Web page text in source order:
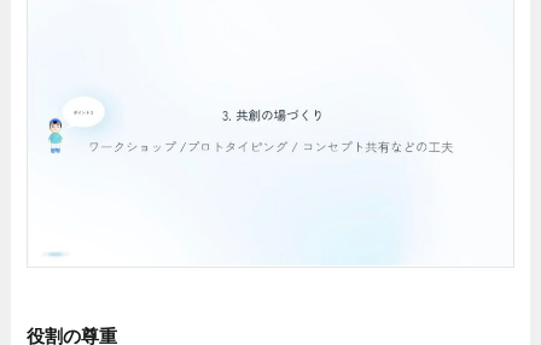
役割の尊重